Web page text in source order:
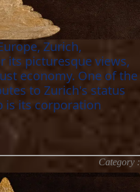
Zurich,
its picturesque views,
economy. One of the
to Zurich's status
is its corporation
Category :